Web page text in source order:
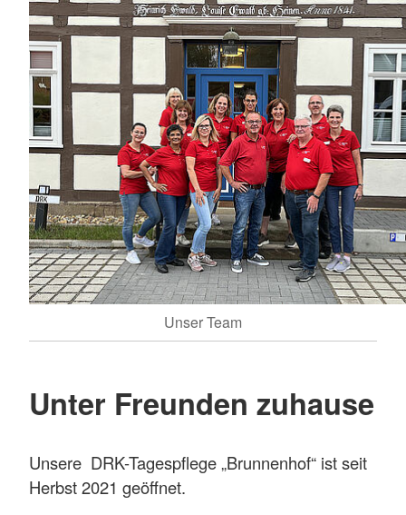
Unser Team
Unter Freunden zuhause
Unsere DRK-Tagespflege „Brunnenhof“ ist seit
Herbst 2021 geöffnet.